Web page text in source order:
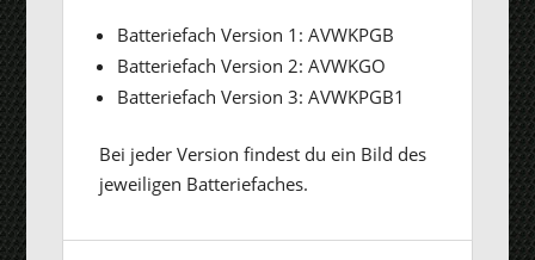
Batteriefach Version 1: AVWKPGB
Batteriefach Version 2: AVWKGO
Batteriefach Version 3: AVWKPGB1
Bei jeder Version findest du ein Bild des
jeweiligen Batteriefaches.